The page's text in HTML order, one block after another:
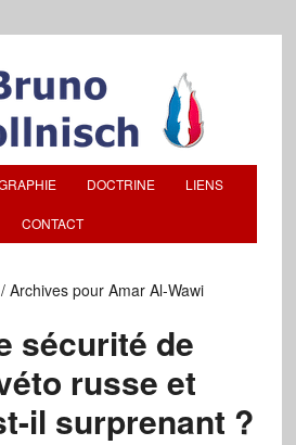
DOCTRINE LIENS
CONTACT
/Archives pour Amar Al-Wawi
sécurité de
russe et
il surprenant ?